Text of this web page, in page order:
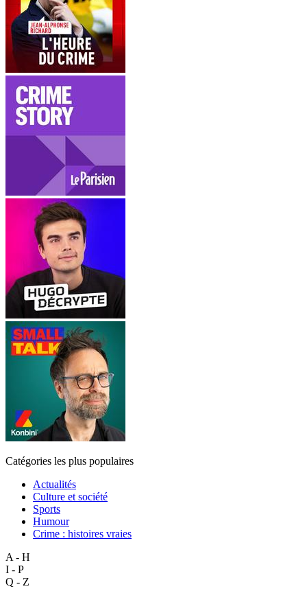
Catégories les plus populaires
Actualités
Culture et société
Sports
Humour
Crime : histoires vraies
A - H
I - P
Q - Z